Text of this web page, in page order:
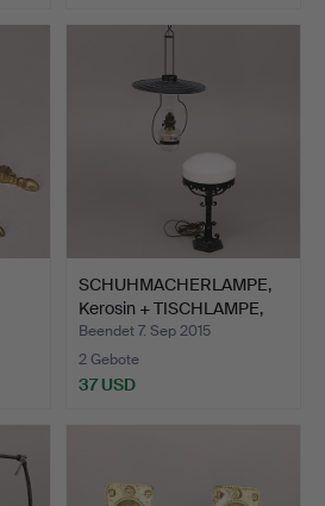
SCHUHMACHERLAMPE,
Kerosin + TISCHLAMPE,
Ju…
Beendet 7. Sep 2015
2 Gebote
37 USD